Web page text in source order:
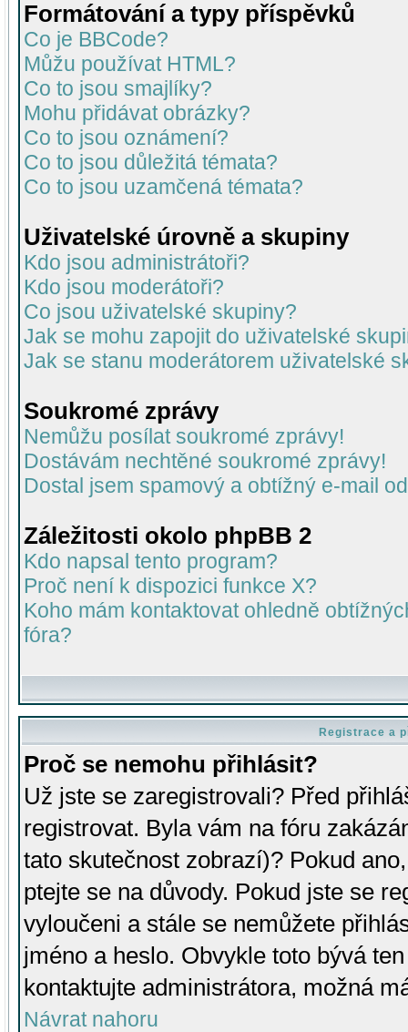
Formátování a typy příspěvků
Co je BBCode?
Můžu používat HTML?
Co to jsou smajlíky?
Mohu přidávat obrázky?
Co to jsou oznámení?
Co to jsou důležitá témata?
Co to jsou uzamčená témata?
Uživatelské úrovně a skupiny
Kdo jsou administrátoři?
Kdo jsou moderátoři?
Co jsou uživatelské skupiny?
Jak se mohu zapojit do uživatelské
Jak se stanu moderátorem uživatelské
Soukromé zprávy
Nemůžu posílat soukromé zprávy!
Dostávám nechtěné soukromé zprávy!
Dostal jsem spamový a obtížný e-mail
Záležitosti okolo phpBB 2
Kdo napsal tento program?
Proč není k dispozici funkce X?
Koho mám kontaktovat ohledně
fóra?
Registrace a
Proč se nemohu přihlásit?
Už jste se zaregistrovali? Před
registrovat. Byla vám na fóru
tato skutečnost zobrazí)? Pokud
ptejte se na důvody. Pokud jste se
vyloučeni a stále se nemůžete
jméno a heslo. Obvykle toto bývá
kontaktujte administrátora, možná
Návrat nahoru